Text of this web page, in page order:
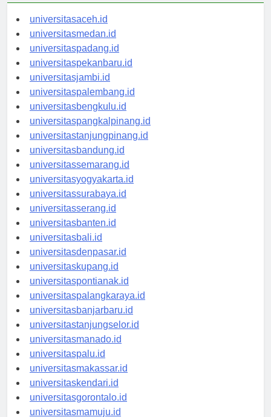
universitasaceh.id
universitasmedan.id
universitaspadang.id
universitaspekanbaru.id
universitasjambi.id
universitaspalembang.id
universitasbengkulu.id
universitaspangkalpinang.id
universitastanjungpinang.id
universitasbandung.id
universitassemarang.id
universitasyogyakarta.id
universitassurabaya.id
universitasserang.id
universitasbanten.id
universitasbali.id
universitasdenpasar.id
universitaskupang.id
universitaspontianak.id
universitaspalangkaraya.id
universitasbanjarbaru.id
universitastanjungselor.id
universitasmanado.id
universitaspalu.id
universitasmakassar.id
universitaskendari.id
universitasgorontalo.id